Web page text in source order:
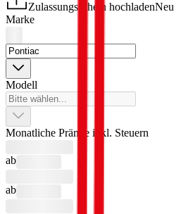
Zulassungsschein hochladenNeu
Marke
Modell
Monatliche Prämie inkl. Steuern
ab
ab